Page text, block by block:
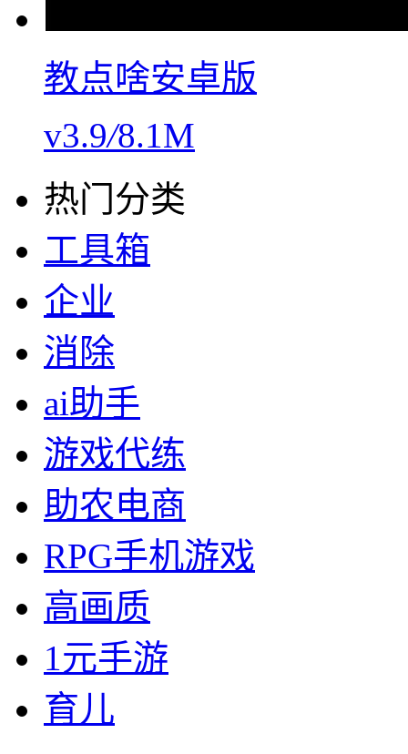
教点啥安卓版
v3.9/8.1M
热门分类
工具箱
企业
消除
ai助手
游戏代练
助农电商
RPG手机游戏
高画质
1元手游
育儿